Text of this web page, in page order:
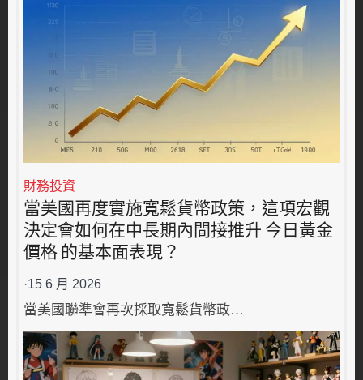
財務投資
當美國再度實施寬鬆貨幣政策，這項宏觀
決定會如何在中長期內間接推升 今日黃金
價格 的基本面表現？
·15 6 月 2026
當美國聯準會再次採取寬鬆貨幣政…